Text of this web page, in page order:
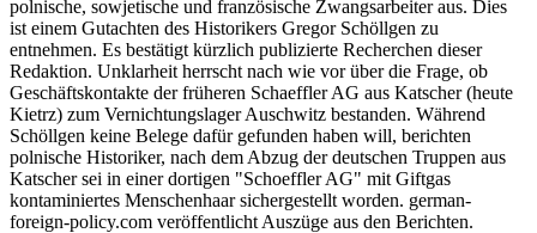
polnische, sowjetische und französische Zwangsarbeiter aus. Dies
ist einem Gutachten des Historikers Gregor Schöllgen zu
entnehmen. Es bestätigt kürzlich publizierte Recherchen dieser
Redaktion. Unklarheit herrscht nach wie vor über die Frage, ob
Geschäftskontakte der früheren Schaeffler AG aus Katscher (heute
Kietrz) zum Vernichtungslager Auschwitz bestanden. Während
Schöllgen keine Belege dafür gefunden haben will, berichten
polnische Historiker, nach dem Abzug der deutschen Truppen aus
Katscher sei in einer dortigen "Schoeffler AG" mit Giftgas
kontaminiertes Menschenhaar sichergestellt worden. german-
foreign-policy.com veröffentlicht Auszüge aus den Berichten.